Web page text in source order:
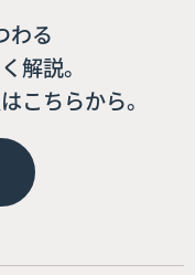
わる
解説。
こちらから。